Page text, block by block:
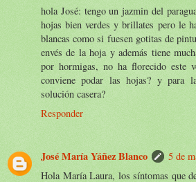
hola José: tengo un jazmin del
hojas bien verdes y brillates pero le
blancas como si fuesen gotitas de
envés de la hoja y además tiene
por hormigas, no ha florecido este
conviene podar las hojas? y para
solución casera?
Responder
José María Yáñez Blanco
5 de
Hola María Laura, los síntomas que